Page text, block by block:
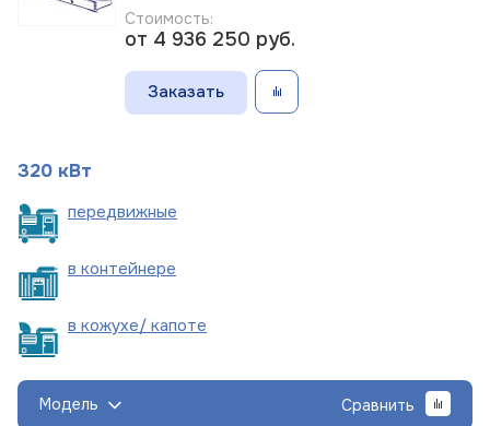
Стоимость:
от 4 936 250 руб.
Заказать
320 кВт
передвижные
в контейнере
в кожухе/ капоте
Модель Сравнить